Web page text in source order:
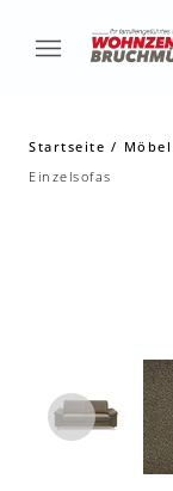
Startseite Möbel
Einzelsofas